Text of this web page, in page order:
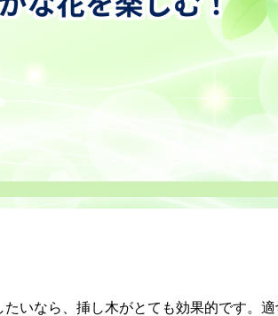
いなら、挿し木がとても効果的です。